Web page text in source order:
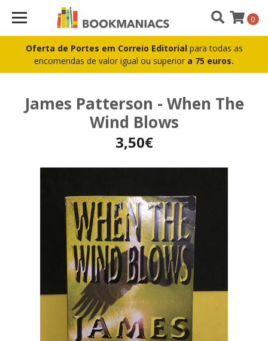
Oferta de Portes em Correio Editorial para todas as
encomendas de valor igual ou superior a 75 euros.
0
James Patterson - When The
Wind Blows
3,50€